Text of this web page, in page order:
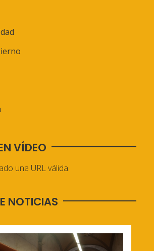
VÍDEO
una URL válida.
NOTICIAS